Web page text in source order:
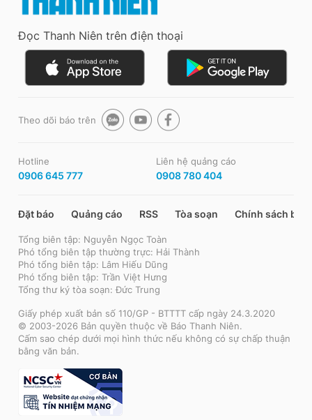
Đọc Thanh Niên trên điện thoại
Theo dõi báo trên
Hotline
0906 645 777
Liên hệ quảng cáo
0908 780 404
Đặt báo Quảng cáo RSS Tòa soạn Chính sách bảo
Tổng biên tập: Nguyễn Ngọc Toàn
Phó tổng biên tập thường trực: Hải Thành
Phó tổng biên tập: Lâm Hiếu Dũng
Phó tổng biên tập: Trần Việt Hưng
Tổng thư ký tòa soạn: Đức Trung
Giấy phép xuất bản số 110/GP - BTTTT cấp ngày 24.3.2020
© 2003-2026 Bản quyền thuộc về Báo Thanh Niên.
Cấm sao chép dưới mọi hình thức nếu không có sự chấp thuận
bằng văn bản.